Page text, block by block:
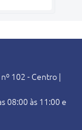
102 - Centro |
08:00 às 11:00 e